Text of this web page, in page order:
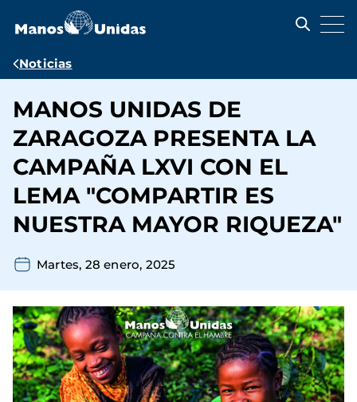
contenido
Ruta
navegación
Noticias
MANOS UNIDAS DE
ZARAGOZA PRESENTA LA
CAMPAÑA LXVI CON EL
LEMA "COMPARTIR ES
NUESTRA MAYOR RIQUEZA"
Martes, 28 enero, 2025